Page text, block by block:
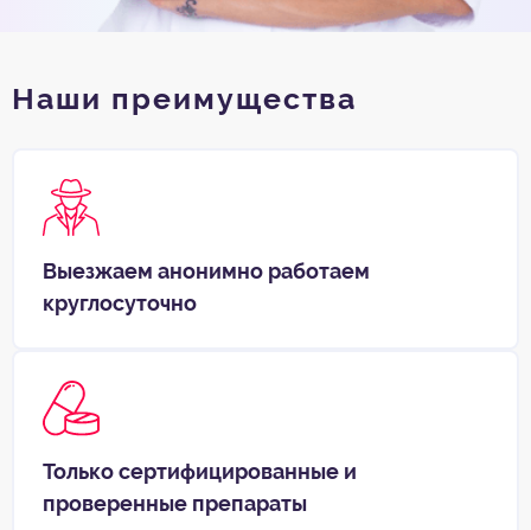
Наши преимущества
Выезжаем анонимно работаем
круглосуточно
Только сертифицированные и
проверенные препараты